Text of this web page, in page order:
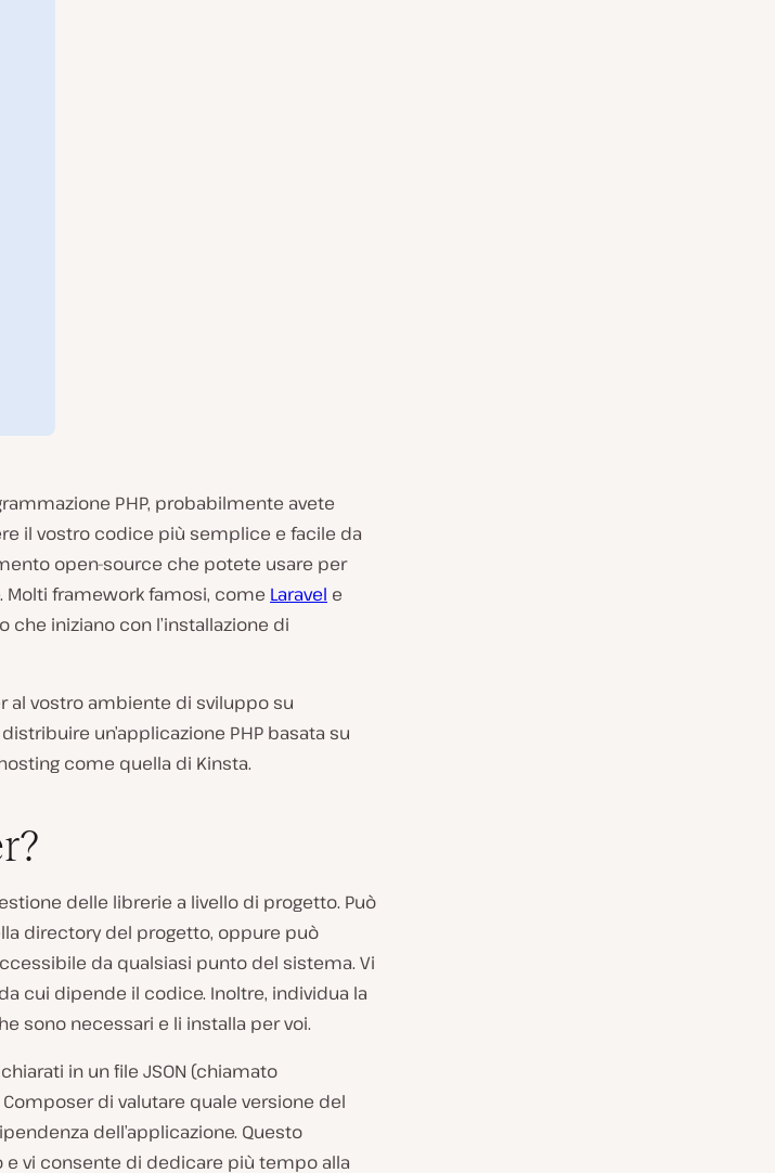
PHP, probabilmente avete
il vostro codice più semplice e facile da
open-source che potete usare per
framework famosi, come Laravel e
che iniziano con l’installazione di
al vostro ambiente di sviluppo su
un’applicazione PHP basata su
come quella di Kinsta.
delle librerie a livello di progetto. Può
directory del progetto, oppure può
da qualsiasi punto del sistema. Vi
cui dipende il codice. Inoltre, individua la
sono necessari e li installa per voi.
in un file JSON (chiamato
di valutare quale versione del
dell’applicazione. Questo
vi consente di dedicare più tempo alla